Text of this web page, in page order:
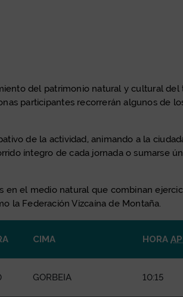
del patrimonio natural y cultural
participantes recorrerán algunos de
de la actividad, animando a la
íntegro de cada jornada o sumarse
en el medio natural que combinan
la Federación Vizcaína de Montaña.
CIMA HORA
GORBEIA 10:15